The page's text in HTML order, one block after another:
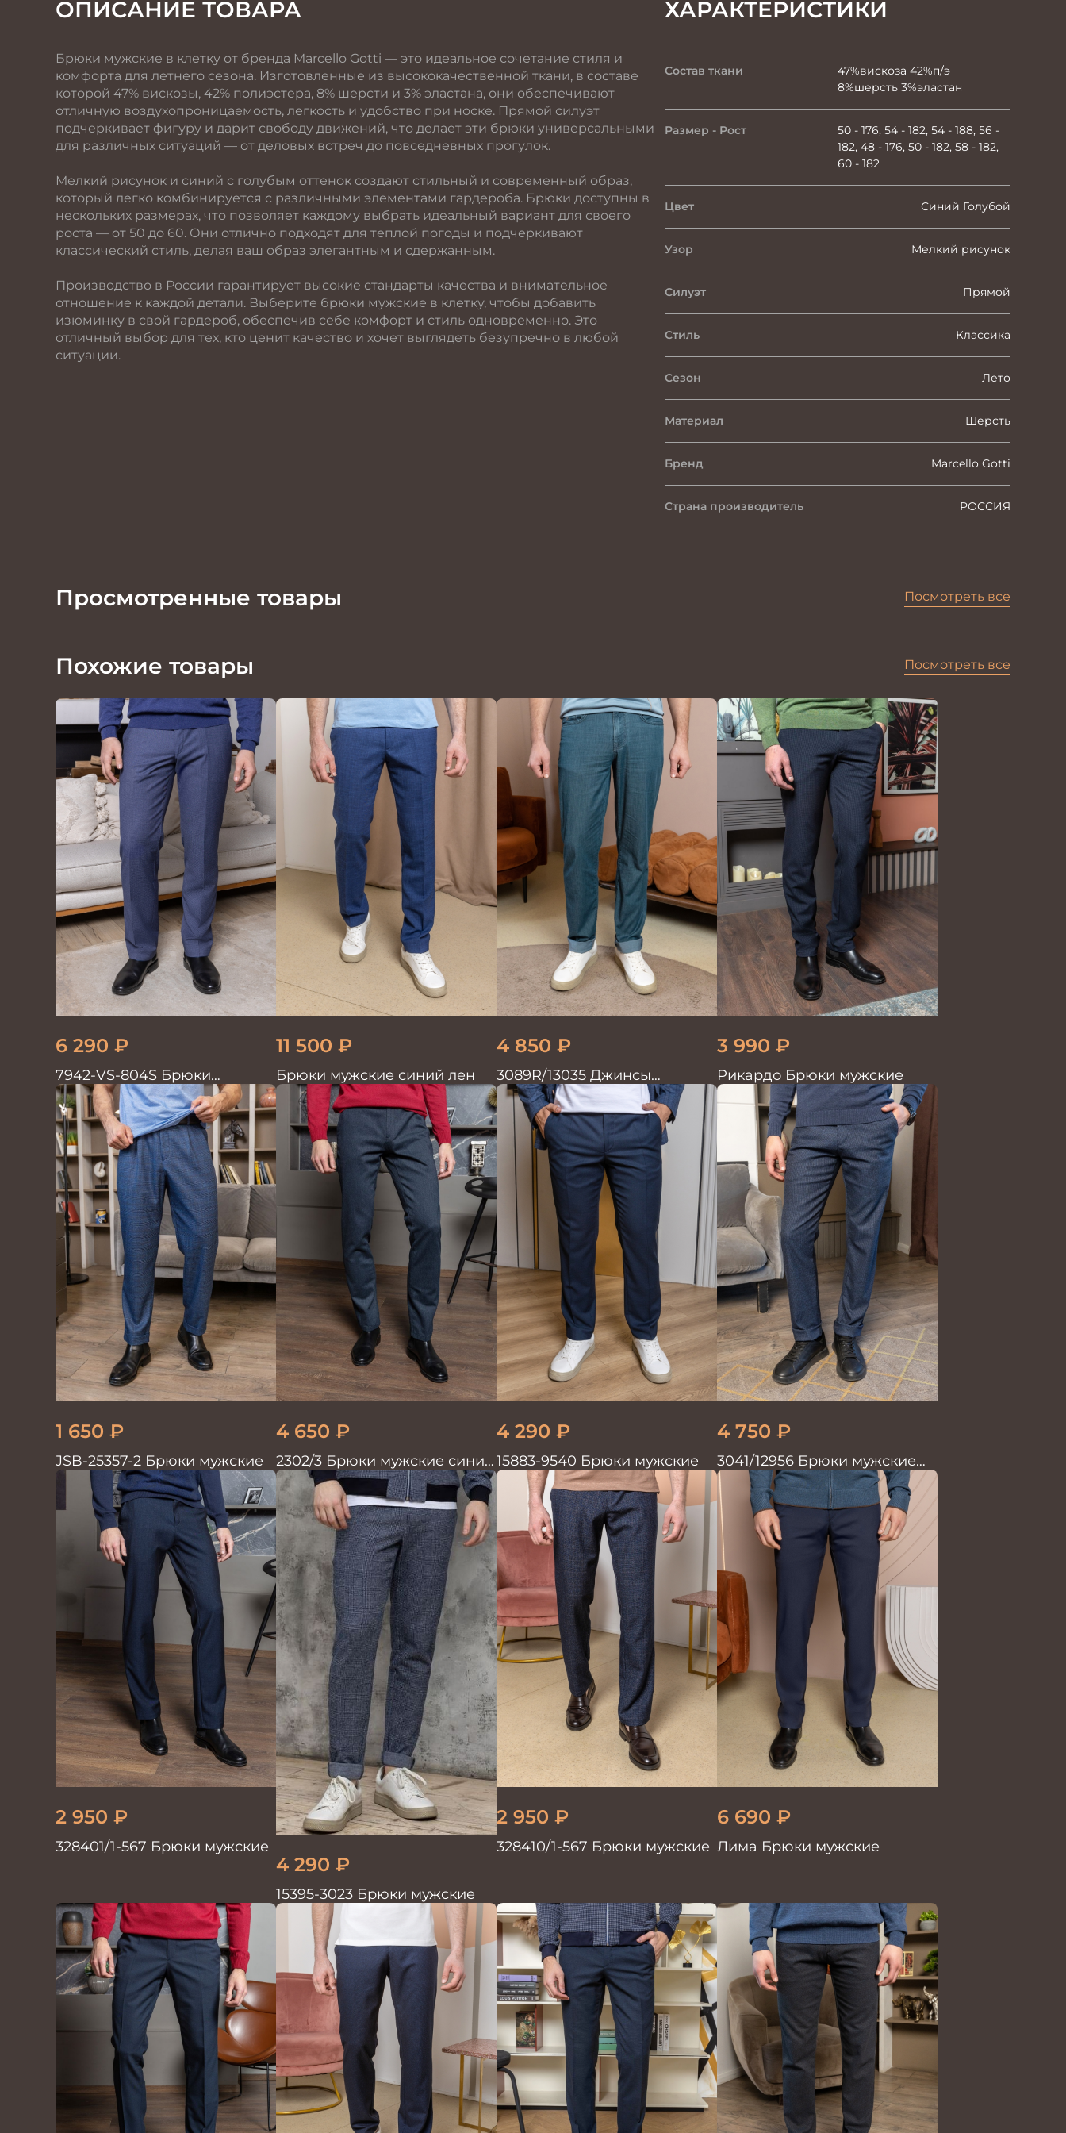
ОПИСАНИЕ ТОВАРА
Брюки мужские в клетку от бренда Marcello Gotti — это идеальное сочетание стиля и
комфорта для летнего сезона. Изготовленные из высококачественной ткани, в составе
которой 47% вискозы, 42% полиэстера, 8% шерсти и 3% эластана, они обеспечивают
отличную воздухопроницаемость, легкость и удобство при носке. Прямой силуэт
подчеркивает фигуру и дарит свободу движений, что делает эти брюки универсальными
для различных ситуаций — от деловых встреч до повседневных прогулок.
Мелкий рисунок и синий с голубым оттенок создают стильный и современный образ,
который легко комбинируется с различными элементами гардероба. Брюки доступны в
нескольких размерах, что позволяет каждому выбрать идеальный вариант для своего
роста — от 50 до 60. Они отлично подходят для теплой погоды и подчеркивают
классический стиль, делая ваш образ элегантным и сдержанным.
Производство в России гарантирует высокие стандарты качества и внимательное
отношение к каждой детали. Выберите брюки мужские в клетку, чтобы добавить
изюминку в свой гардероб, обеспечив себе комфорт и стиль одновременно. Это
отличный выбор для тех, кто ценит качество и хочет выглядеть безупречно в любой
ситуации.
ХАРАКТЕРИСТИКИ
Состав ткани
47%вискоза 42%п/э
8%шерсть 3%эластан
Размер - Рост
50 - 176, 54 - 182, 54 - 188, 56 -
182, 48 - 176, 50 - 182, 58 - 182,
60 - 182
Цвет Синий Голубой
Узор Мелкий рисунок
Силуэт Прямой
Стиль Классика
Сезон Лето
Материал Шерсть
Бренд Marcello Gotti
Страна производитель РОССИЯ
Просмотренные товары Посмотреть все
Похожие товары Посмотреть все
6 290 ₽
7942-VS-804S Брюки
мужские
11 500 ₽
Брюки мужские синий лен
4 850 ₽
3089R/13035 Джинсы
мужские
3 990 ₽
Рикардо Брюки мужские
1 650 ₽
JSB-25357-2 Брюки мужские
4 650 ₽
2302/3 Брюки мужские синие
диагональ
4 290 ₽
15883-9540 Брюки мужские
4 750 ₽
3041/12956 Брюки мужские
океан
2 950 ₽
328401/1-567 Брюки мужские
4 290 ₽
15395-3023 Брюки мужские
2 950 ₽
328410/1-567 Брюки мужские
6 690 ₽
Лима Брюки мужские